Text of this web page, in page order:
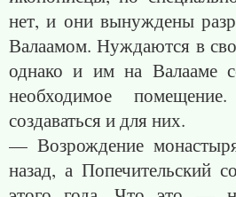
нет, и они вынуждены
Валаамом. Нуждаются в
однако и им на Валааме
необходимое
создаваться и для них.
— Возрождение
назад, а Попечительский